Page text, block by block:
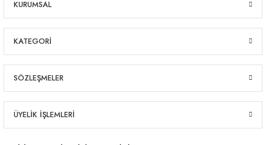
KURUMSAL
KATEGORİ
SÖZLEŞMELER
ÜYELİK İŞLEMLERİ